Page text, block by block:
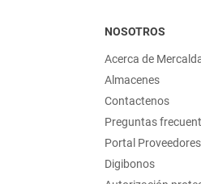
NOSOTROS
Acerca de
Almacenes
Contactenos
Preguntas
Portal Proveedores
Digibonos